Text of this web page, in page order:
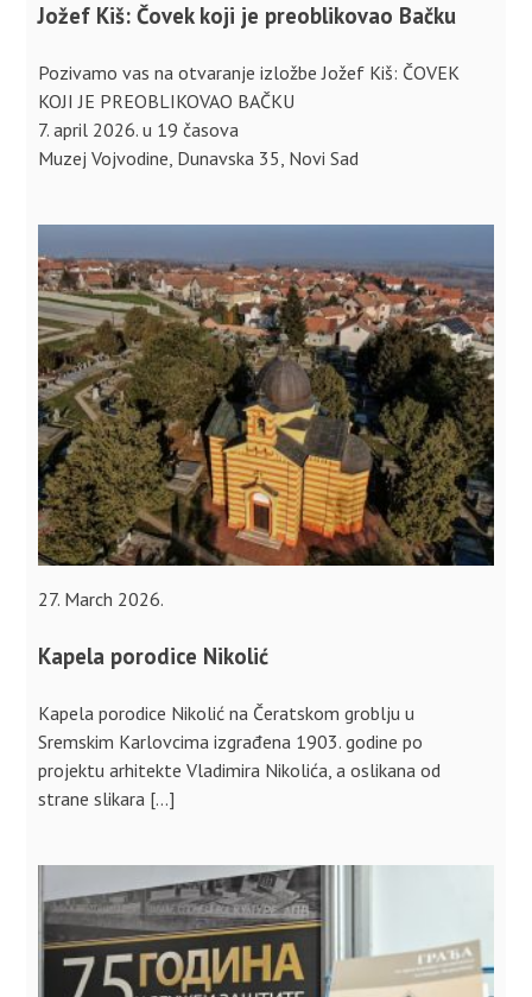
Jožef Kiš: Čovek koji je preoblikovao Bačku
Pozivamo vas na otvaranje izložbe Jožef Kiš: ČOVEK
KOJI JE PREOBLIKOVAO BAČKU
7. april 2026. u 19 časova
Muzej Vojvodine, Dunavska 35, Novi Sad
27. March 2026.
Kapela porodice Nikolić
Kapela porodice Nikolić na Čeratskom groblju u
Sremskim Karlovcima izgrađena 1903. godine po
projektu arhitekte Vladimira Nikolića, a oslikana od
strane slikara […]